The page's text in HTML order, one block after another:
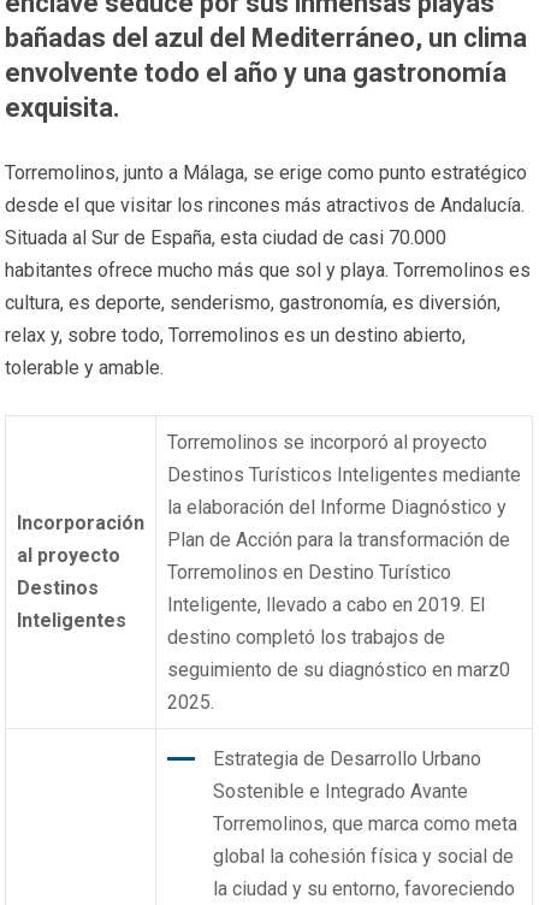
bañadas del azul del Mediterráneo, un clima
envolvente todo el año y una gastronomía
exquisita.
Torremolinos, junto a Málaga, se erige como punto estratégico
desde el que visitar los rincones más atractivos de Andalucía.
Situada al Sur de España, esta ciudad de casi 70.000
habitantes ofrece mucho más que sol y playa. Torremolinos es
cultura, es deporte, senderismo, gastronomía, es diversión,
relax y, sobre todo, Torremolinos es un destino abierto,
tolerable y amable.
Incorporación
al proyecto
Destinos
Inteligentes
Torremolinos se incorporó al proyecto
Destinos Turísticos Inteligentes mediante
la elaboración del Informe Diagnóstico y
Plan de Acción para la transformación de
Torremolinos en Destino Turístico
Inteligente, llevado a cabo en 2019. El
destino completó los trabajos de
seguimiento de su diagnóstico en marz0
2025.
Estrategia de Desarrollo Urbano
Sostenible e Integrado Avante
Torremolinos, que marca como meta
global la cohesión física y social de
la ciudad y su entorno, favoreciendo